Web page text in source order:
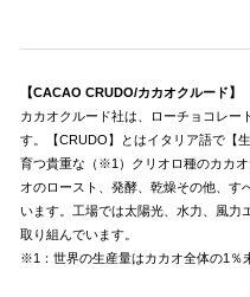
【CACAO CRUDO/カカオクルード】
カカオクルード社は、ローチョコレー
す。【CRUDO】とはイタリア語で【
育つ貴重な（※1）クリオロ種のカカ
オのロースト、発酵、乾燥その他、
います。工場では太陽光、水力、風力
取り組んでいます。
※1：世界の生産量はカカオ全体の1％